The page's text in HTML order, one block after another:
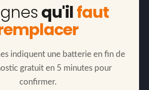
qu'ilfaut
indiquent une batterie en fin de
gratuit en 5 minutes pour
confirmer.